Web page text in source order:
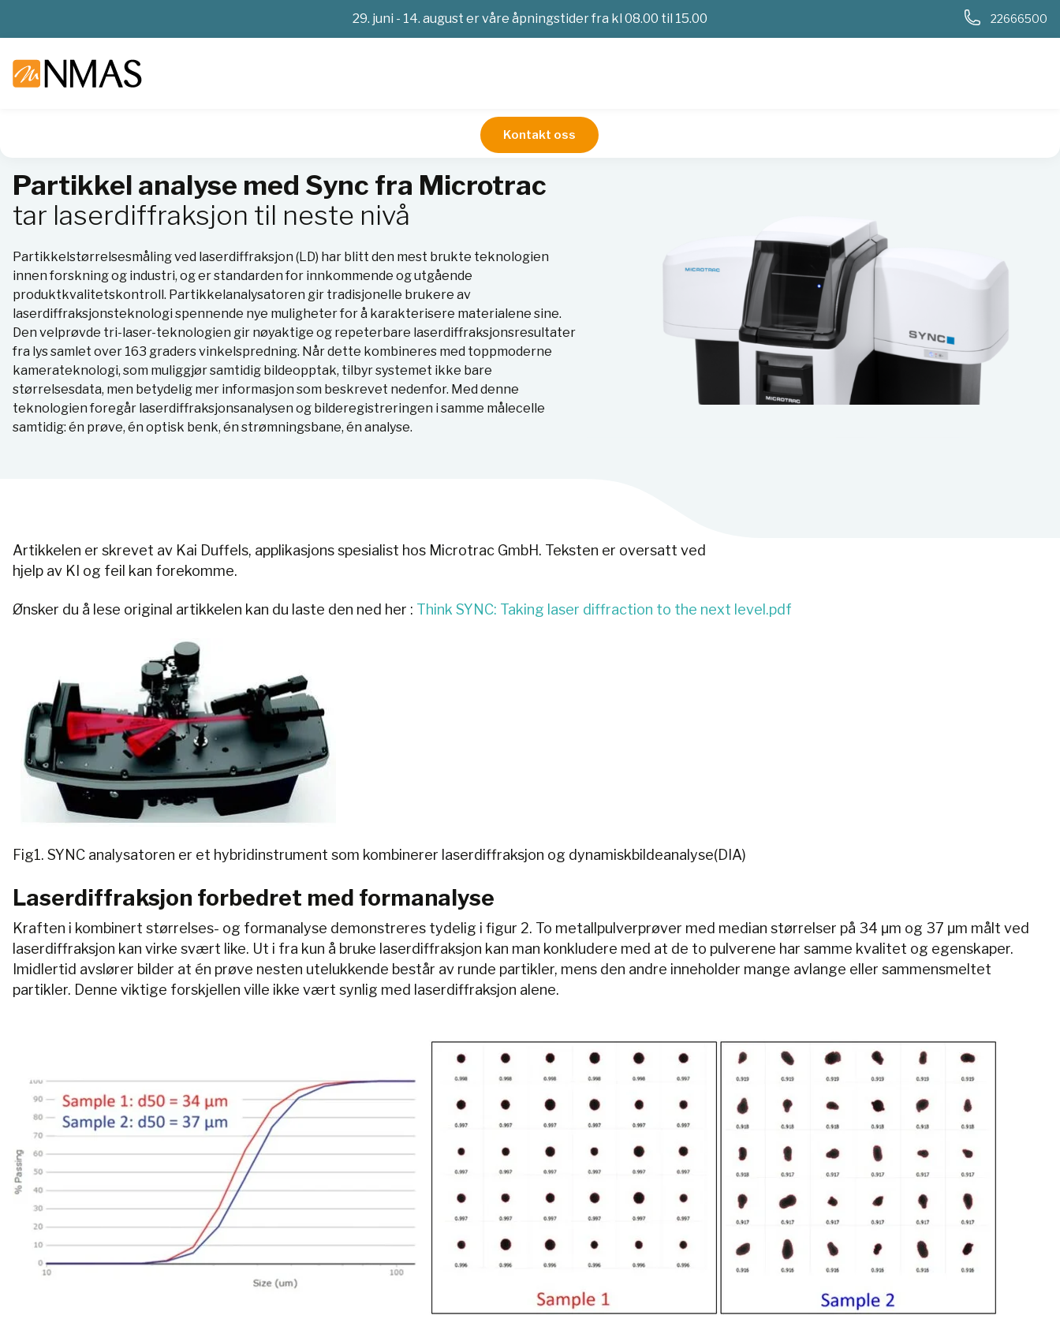
29. juni - 14. august er våre åpningstider fra kl 08.00 til 15.00 22666500
Kontakt oss
Partikkel analyse med Sync fra Microtrac
tar laserdiffraksjon til neste nivå
Partikkelstørrelsesmåling ved laserdiffraksjon (LD) har blitt den mest brukte teknologien
innen forskning og industri, og er standarden for innkommende og utgående
produktkvalitetskontroll. Partikkelanalysatoren gir tradisjonelle brukere av
laserdiffraksjonsteknologi spennende nye muligheter for å karakterisere materialene sine.
Den velprøvde tri-laser-teknologien gir nøyaktige og repeterbare laserdiffraksjonsresultater
fra lys samlet over 163 graders vinkelspredning. Når dette kombineres med toppmoderne
kamerateknologi, som muliggjør samtidig bildeopptak, tilbyr systemet ikke bare
størrelsesdata, men betydelig mer informasjon som beskrevet nedenfor. Med denne
teknologien foregår laserdiffraksjonsanalysen og bilderegistreringen i samme målecelle
samtidig: én prøve, én optisk benk, én strømningsbane, én analyse.
Artikkelen er skrevet av Kai Duffels, applikasjons spesialist hos Microtrac GmbH. Teksten er oversatt ved
hjelp av KI og feil kan forekomme.
Ønsker du å lese original artikkelen kan du laste den ned her : Think SYNC: Taking laser diffraction to the next level.pdf
Fig1. SYNC analysatoren er et hybridinstrument som kombinerer laserdiffraksjon og dynamiskbildeanalyse(DIA)
Laserdiffraksjon forbedret med formanalyse
Kraften i kombinert størrelses- og formanalyse demonstreres tydelig i figur 2. To metallpulverprøver med median størrelser på 34 μm og 37 μm målt ved
laserdiffraksjon kan virke svært like. Ut i fra kun å bruke laserdiffraksjon kan man konkludere med at de to pulverene har samme kvalitet og egenskaper.
Imidlertid avslører bilder at én prøve nesten utelukkende består av runde partikler, mens den andre inneholder mange avlange eller sammensmeltet
partikler. Denne viktige forskjellen ville ikke vært synlig med laserdiffraksjon alene.